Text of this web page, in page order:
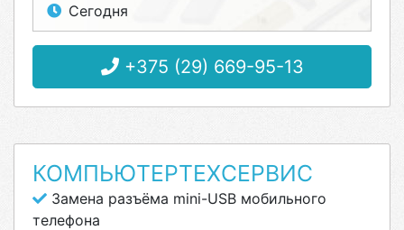
Сегодня
+375 (29) 669-95-13
КОМПЬЮТЕРТЕХСЕРВИС
Замена разъёма mini-USB мобильного
телефона